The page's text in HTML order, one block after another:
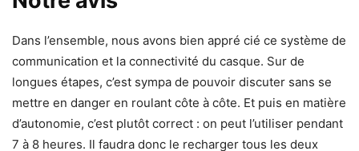
Dans l’ensemble, nous avons bien appré cié ce système de
communication et la connectivité du casque. Sur de
longues étapes, c’est sympa de pouvoir discuter sans se
mettre en danger en roulant côte à côte. Et puis en matière
d’autonomie, c’est plutôt correct : on peut l’utiliser pendant
7 à 8 heures. Il faudra donc le recharger tous les deux